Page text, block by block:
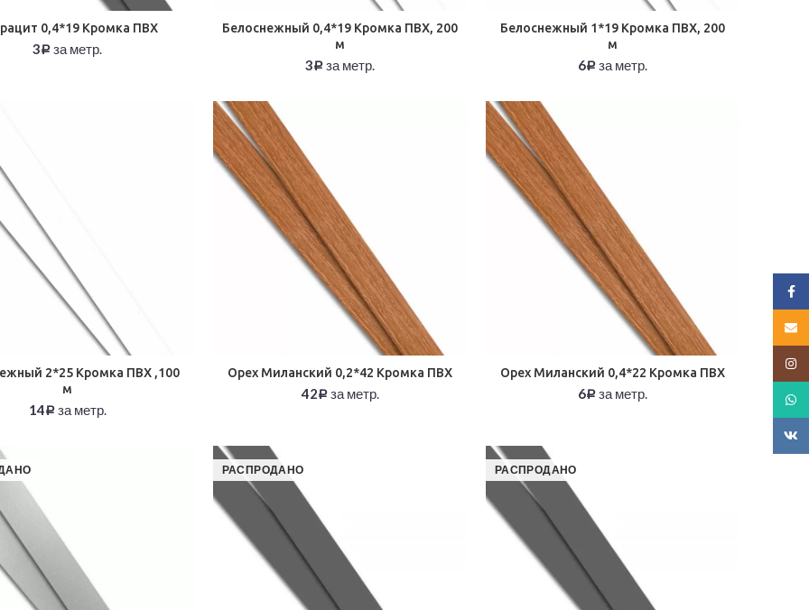
0,4*19 Кромка ПВХ
3 Р за метр.
Белоснежный 0,4*19 Кромка ПВХ, 200
м
3 Р за метр.
Белоснежный 1*19 Кромка ПВХ, 200
м
6Р за метр.
2*25 Кромка ПВХ ,100
м
14 Р за метр.
Орех Миланский 0,2*42 Кромка ПВХ
42 Р за метр.
Орех Миланский 0,4*22 Кромка ПВХ
6Р за метр.
РАСПРОДАНО РАСПРОДАНО
E-
ВК